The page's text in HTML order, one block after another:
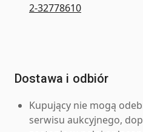
2-32778610
Dostawa i odbiór
Kupujący nie mogą
serwisu aukcyjnego,